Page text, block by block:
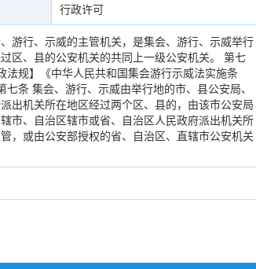
行政许可
游行、示威的主管机关，是集会、游行、示威举行
区、县的公安机关的共同上一级公安机关。 第七
规】《中华人民共和国集会游行示威法实施条
条 集会、游行、示威由举行地的市、县公安局、
出机关所在地区经过两个区、县的，由该市公安局
市、自治区辖市或省、自治区人民政府派出机关所
，或由公安部授权的省、自治区、直辖市公安机关